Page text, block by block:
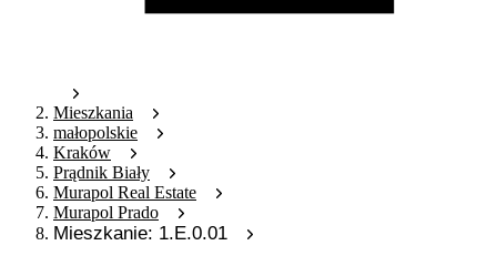
Mieszkania
małopolskie
Kraków
Prądnik Biały
Murapol Real Estate
Murapol Prado
Mieszkanie: 1.E.0.01